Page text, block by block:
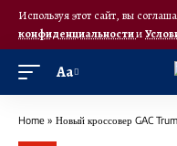
Используя этот сайт, вы
конфиденциальностии
Аа
Home » Новый кроссовер GAC